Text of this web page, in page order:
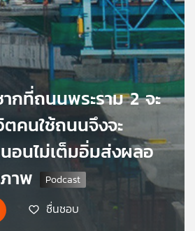
กที่ถนนพระราม 2 จะ
ตคนใช้ถนนจึงจะ
นไม่เต็มอิ่มส่งผลอ
าพ
ชื่นชอบ